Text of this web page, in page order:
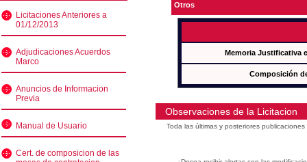
Licitaciones Anteriores a
01/12/2013
Adjudicaciones Acuerdos
Marco
Anuncios de Informacion
Previa
Manual de Usuario
Cert. de composicion de las
Otros
Memoria Justificativa
Composición
Observaciones de la Licitacion
Toda las últimas y posteriores